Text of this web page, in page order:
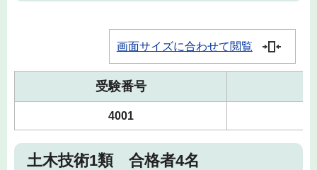
画面サイズに合わせて閲覧
受験番号
4001
土木技術1類 合格者4名